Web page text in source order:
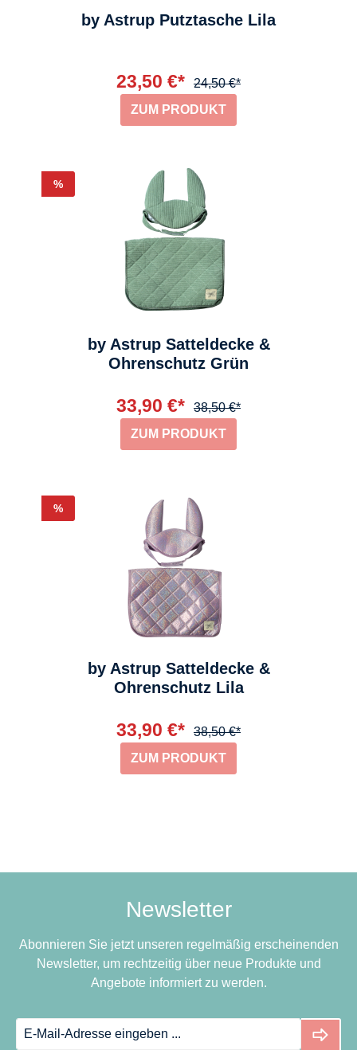
by Astrup Putztasche Lila
23,50 €*
24,50 €*
ZUM PRODUKT
Rabatt
%
by Astrup Satteldecke &
Ohrenschutz Grün
33,90 €*
38,50 €*
ZUM PRODUKT
Rabatt
%
by Astrup Satteldecke &
Ohrenschutz Lila
33,90 €*
38,50 €*
ZUM PRODUKT
Newsletter
Abonnieren Sie jetzt unseren regelmäßig erscheinenden
Newsletter, um rechtzeitig über neue Produkte und
Angebote informiert zu werden.